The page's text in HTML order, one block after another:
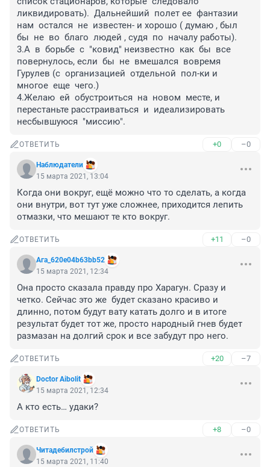
ликвидировать).  Дальнейший  полет ее  фантазии
нам  остался  не  известен- и хорошо ( думаю , был
бы  не  во  благо  людей , судя  по  началу работы).
3.А  в  борьбе  с  "ковид" неизвестно  как  бы  все
повернулось, если  бы  не  вмешался  вовремя
Гурулев (с  организацией  отдельной  пол-ки и
многое  еще  чего.)
4.Желаю  ей  обустроиться  на  новом  месте, и
перестаньте расстраиваться  и  идеализировать
несбывшуюся  "миссию".
ОТВЕТИТЬ +0 –0
Наблюдатели
15 марта 2021, 13:04
Когда они вокруг, ещё можно что то сделать, а когда
они внутри, вот тут уже сложнее, приходится лепить
отмазки, что мешают те кто вокруг.
ОТВЕТИТЬ +11 –0
Ага_620e04b63bb52
15 марта 2021, 12:34
Она просто сказала правду про Харагун. Сразу и
четко. Сейчас это же  будет сказано красиво и
длинно, потом будут вату катать долго и в итоге
результат будет тот же, просто народный гнев будет
размазан на долгий срок и все забудут про него.
ОТВЕТИТЬ +20 –7
Doctor Aibolit
15 марта 2021, 12:34
А кто есть… удаки?
ОТВЕТИТЬ +8 –0
Читадебилстрой
15 марта 2021, 11:40